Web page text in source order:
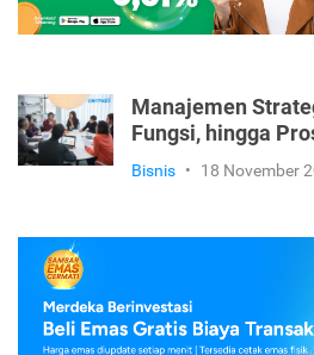
Manajemen
Fungsi, hingga
Bisnis • 18 November